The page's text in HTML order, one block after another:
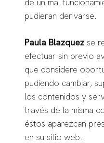
pudieran derivarse.
Paula Blazquezse
efectuar sin previo
que considere
pudiendo cambiar,
los contenidos y
través de la misma
éstos aparezcan
en su sitio web.